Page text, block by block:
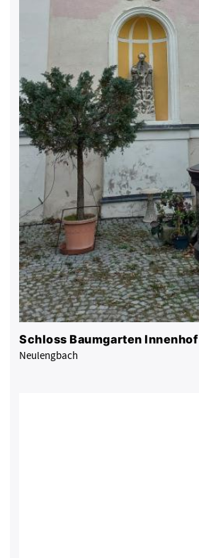
Schloss Baumgarten Innenhof
Neulengbach